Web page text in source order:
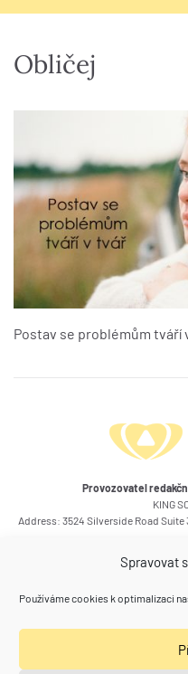
Spravovat
Používáme cookies k optimalizaci
Obličej
Postav se problémům tváří
Provozovatel
KING
Address: 3524 Silverside Road Suite
Poradna zdraví a